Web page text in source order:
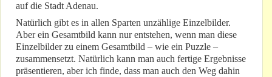
auf die Stadt Adenau.
Natürlich gibt es in allen Sparten unzählige Einzelbilder.
Aber ein Gesamtbild kann nur entstehen, wenn man diese
Einzelbilder zu einem Gesamtbild – wie ein Puzzle –
zusammensetzt. Natürlich kann man auch fertige Ergebnisse
präsentieren, aber ich finde, dass man auch den Weg dahin